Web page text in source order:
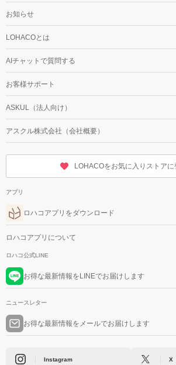
お知らせ
LOHACOとは
AIチャットで質問する
お客様サポート
ASKUL（法人向け）
アスクル株式会社（会社概要）
LOHACOをお気に入りストアに
アプリ
ロハコアプリをダウンロード
ロハコアプリについて
ロハコ公式LINE
お得な最新情報をLINEでお届けします
ニュースレター
お得な最新情報をメールでお届けします
Instagram X